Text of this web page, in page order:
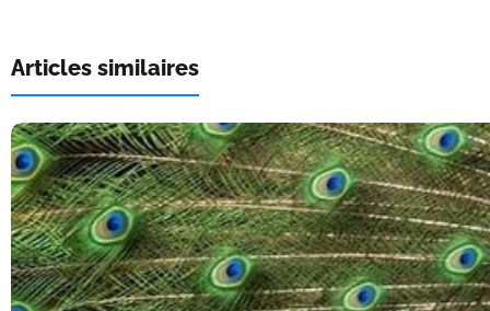
Articles similaires